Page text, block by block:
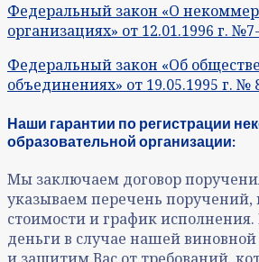
Федеральный закон «О
организациях» от 12.01.1996 г.
Федеральный закон «Об
объединениях» от 19.05.1995 г. №
Наши гарантии по регистрации
образовательной организации:
Мы заключаем договор
указываем перечень
стоимости и график
деньги в случае нашей виновной